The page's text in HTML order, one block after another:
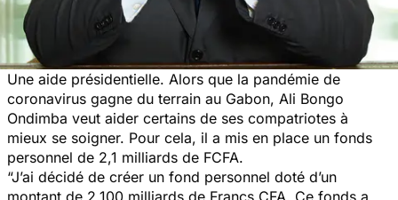
Une aide présidentielle. Alors que la pandémie de
coronavirus gagne du terrain au Gabon, Ali Bongo
Ondimba veut aider certains de ses compatriotes à
mieux se soigner. Pour cela, il a mis en place un fonds
personnel de 2,1 milliards de FCFA.
“J’ai décidé de créer un fond personnel doté d’un
montant de 2,100 milliards de Francs CFA. Ce fonds a